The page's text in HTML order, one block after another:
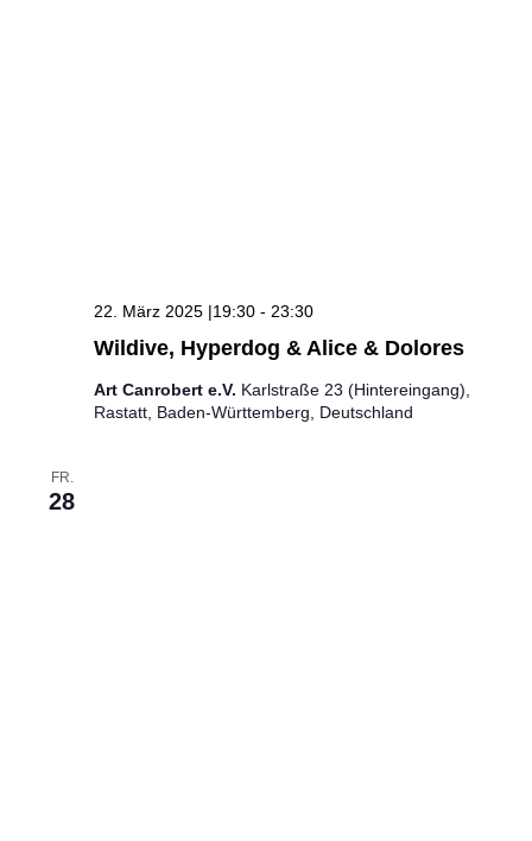
Wildive, Hyperdog & Alice & Dolores
22. März 2025 |19:30 - 23:30
Art Canrobert e.V. Karlstraße 23 (Hintereingang),
Rastatt, Baden-Württemberg, Deutschland
FR.
28